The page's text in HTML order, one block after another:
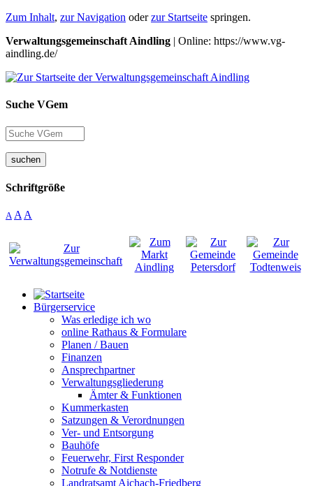
Zum Inhalt, zur Navigation oderzur Startseite springen.
Verwaltungsgemeinschaft Aindling | Online: https://www.vg-
aindling.de/
Suche VGem
suchen
Schriftgröße
A A A
Bürgerservice
Was erledige ich wo
online Rathaus & Formulare
Planen / Bauen
Finanzen
Ansprechpartner
Verwaltungsgliederung
Ämter & Funktionen
Kummerkasten
Satzungen & Verordnungen
Ver- und Entsorgung
Bauhöfe
Feuerwehr, First Responder
Notrufe & Notdienste
Landratsamt Aichach-Friedberg